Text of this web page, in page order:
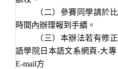
（二）參賽同學請於比
時間內辦理報到手續。
（三） 本辦法若有修
語學院日本語文系網頁-大
E-mail方